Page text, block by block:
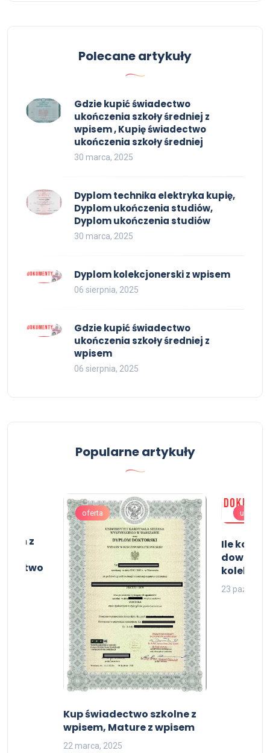
Polecane artykuły
Gdzie kupić świadectwo
ukończenia szkoły średniej z
wpisem , Kupię świadectwo
ukończenia szkoły średniej
30 marca, 2025
Dyplom technika elektryka kupię,
Dyplom ukończenia studiów,
Dyplom ukończenia studiów
30 marca, 2025
Dyplom kolekcjonerski z wpisem
06 sierpnia, 2025
Gdzie kupić świadectwo
ukończenia szkoły średniej z
wpisem
06 sierpnia, 2025
Popularne artykuły
z
oferta
Kup świadectwo szkolne z
wpisem, Mature z wpisem
22 marca, 2025
uslugi
Ile
dowód
23